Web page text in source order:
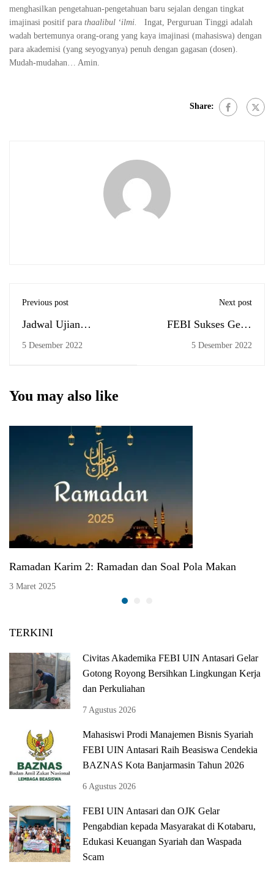
menghasilkan pengetahuan-pengetahuan baru sejalan dengan tingkat
imajinasi positif para thaalibul ‘ilmi.
Ingat, Perguruan Tinggi adalah
wadah bertemunya orang-orang yang kaya imajinasi (mahasiswa) dengan
para akademisi (yang seyogyanya) penuh dengan gagasan (dosen).
Mudah-mudahan… Amin.
Share:
Previous post
Jadwal Ujian
Komprehensif 5-6
5 Desember 2022
Next post
FEBI Sukses Gelar
Webinar Internasional
5 Desember 2022
You may also like
Ramadan Karim 2: Ramadan dan Soal Pola Makan
3 Maret 2025
TERKINI
Civitas Akademika FEBI UIN Antasari Gelar
Gotong Royong Bersihkan Lingkungan Kerja
dan Perkuliahan
7 Agustus 2026
Mahasiswi Prodi Manajemen Bisnis Syariah
FEBI UIN Antasari Raih Beasiswa Cendekia
BAZNAS Kota Banjarmasin Tahun 2026
6 Agustus 2026
FEBI UIN Antasari dan OJK Gelar
Pengabdian kepada Masyarakat di Kotabaru,
Edukasi Keuangan Syariah dan Waspada
Scam